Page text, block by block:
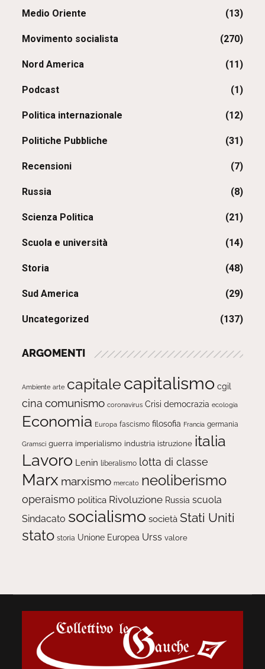
Medio Oriente (13)
Movimento socialista (270)
Nord America (11)
Podcast (1)
Politica internazionale (12)
Politiche Pubbliche (31)
Recensioni (7)
Russia (8)
Scienza Politica (21)
Scuola e università (14)
Storia (48)
Sud America (29)
Uncategorized (137)
ARGOMENTI
Ambiente arte capitale capitalismo cgil
cina comunismo coronavirus Crisi democrazia ecologia
Economia Europa fascismo filosofia Francia germania
Gramsci guerra imperialismo industria istruzione italia
Lavoro Lenin liberalismo lotta di classe
Marx marxismo mercato neoliberismo
operaismo politica Rivoluzione Russia scuola
Sindacato socialismo società Stati Uniti
stato storia Unione Europea Urss valore